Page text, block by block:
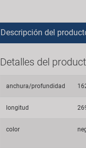
Descripción del
Detalles del
anchura/profundidad
longitud
color